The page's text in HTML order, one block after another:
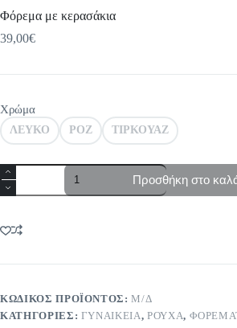
Φόρεμα με κερασάκια
39,00€
Χρώμα
ΛΕΥΚΟ ΡΟΖ ΤΙΡΚΟΥΑΖ
Φόρεμα
με
κερασάκια
Προσθήκη στο
ΚΩΔΙΚΌΣ ΠΡΟΪΌΝΤΟΣ:Μ/Δ
ΚΑΤΗΓΟΡΊΕΣ: ΓΥΝΑΙΚΕΙΑ, ΡΟΥΧΑ,